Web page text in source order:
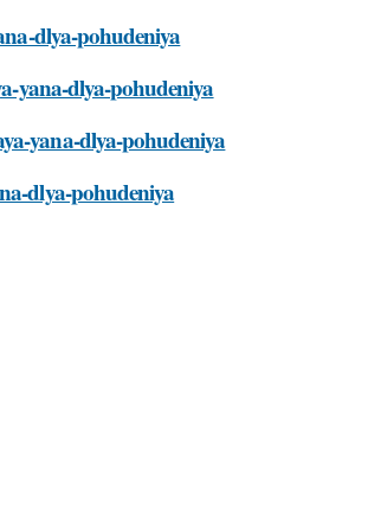
dlya-pohudeniya
yana-dlya-pohudeniya
yana-dlya-pohudeniya
dlya-pohudeniya